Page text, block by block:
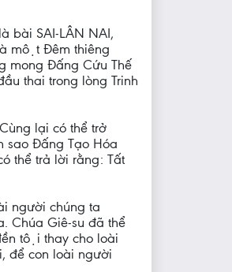
bài SAI-LÂN NAI,
một Đêm thiêng
mong Đấng Cứu Thế
thai trong lòng Trinh
lại có thể trở
sao Đấng Tạo Hóa
thể trả lời rằng: Tất
người chúng ta
Chúa Giê-su đã thể
tội thay cho loài
để con loài người